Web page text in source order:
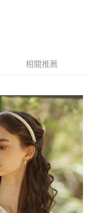
相關推薦